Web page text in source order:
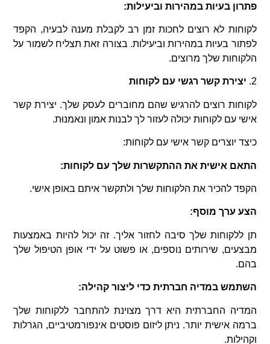
פתרון בעיות במהירות וביעילות:
לקוחות לא רוצים לחכות זמן רב לקבלת מענה לבעיה, הקפד
לפתור בעיות במהירות וביעילות. בצורה זאת תצליח לשמור על
הלקוחות שלך מרוצים.
2. יצירת קשר רגשי עם לקוחות
לקוחות רוצים להרגיש שהם מחוברים לעסק שלך. יצירת קשר
אישי עם לקוחות יכולה לעזור לך לבנות אמון ונאמנוּת.
כיצד יוצרים קשר אישי עם לקוחות:
התאם אישית את ההתקשרות שלך עם לקוחות:
הקפד להכיר את הלקוחות שלך ולתקשר איתם באופן אישי.
הצע ערך מוסף:
תן ללקוחות שלך סיבה לחזור אליך. זה יכול להיות באמצעות
מבצעים, שירותים נוספים, או פשוט על ידי אופן הטיפול שלך
בהם.
השתמש במדיה חברתית כדי ליצור קהילה:
המדיה החברתית היא דרך מצוינת להתחבר ללקוחות שלך
ברמה אישית יותר. ניתן ליזום פוסטים אינפורמטיביים, הגרלות
וקהילות.